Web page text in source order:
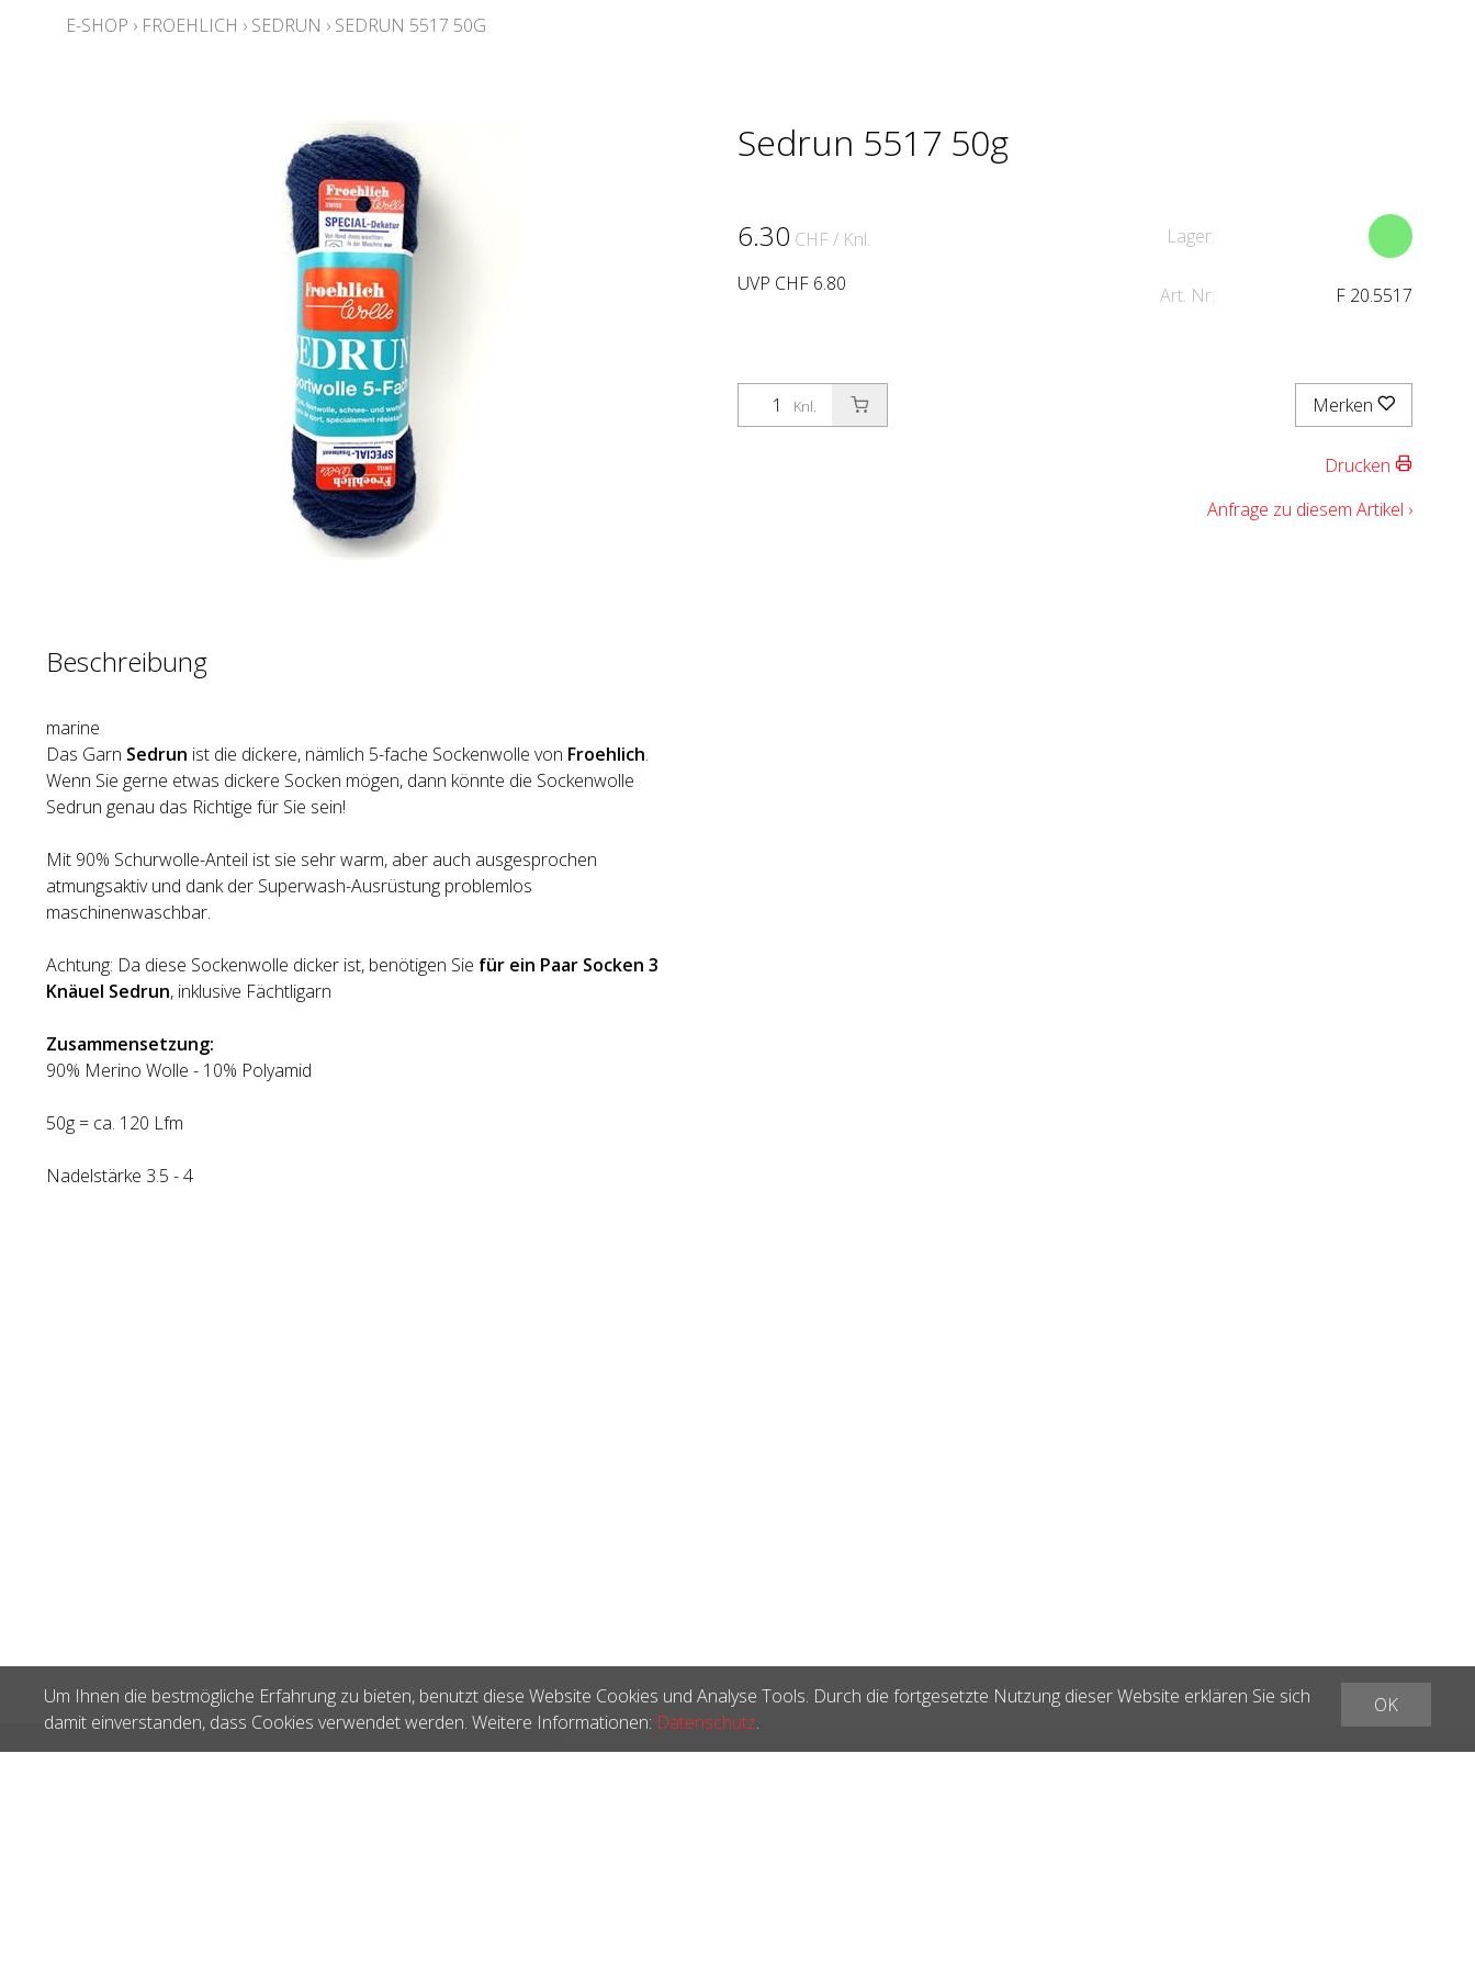
E-SHOP › FROEHLICH › SEDRUN › SEDRUN 5517 50G
Sedrun 5517 50g
6.30 CHF / Knl.
UVP CHF 6.80
Lager:
Art. Nr: F 20.5517
Knl. Merken
Drucken
Anfrage zu diesem Artikel ›
Beschreibung
marine
Das Garn Sedrun ist die dickere, nämlich 5-fache Sockenwolle von Froehlich.
Wenn Sie gerne etwas dickere Socken mögen, dann könnte die Sockenwolle
Sedrun genau das Richtige für Sie sein!
Mit 90% Schurwolle-Anteil ist sie sehr warm, aber auch ausgesprochen
atmungsaktiv und dank der Superwash-Ausrüstung problemlos
maschinenwaschbar.
Achtung: Da diese Sockenwolle dicker ist, benötigen Sie für ein Paar Socken 3
Knäuel Sedrun, inklusive Fächtligarn
Zusammensetzung:
90% Merino Wolle - 10% Polyamid
50g = ca. 120 Lfm
Nadelstärke 3.5 - 4
OK
Um Ihnen die bestmögliche Erfahrung zu bieten, benutzt diese Website Cookies und Analyse Tools. Durch die fortgesetzte Nutzung dieser Website erklären Sie sich
damit einverstanden, dass Cookies verwendet werden. Weitere Informationen: Datenschutz.